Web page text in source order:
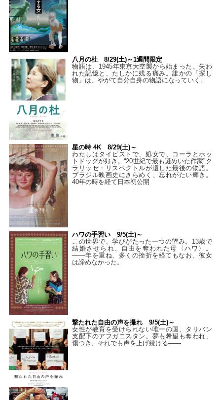
八月の杜 8/29(土)～1週間限定
物語は、1945年東京大空襲から始まった。失わ
れた記憶と、たしかに残る痛み。誰かの「探し
物」は、やがて自分自身の物語になっていく。
星の時 4K 8/29(土)～
わたしはタイピストで、処⼥で、コーラとホッ
トドッグが好き。“20世紀で最も謎めいた作家”ク
ラリッセ・リスペクトルが遺した最後の物語。
ブラジル映画史にきらめく、忘れがたい輝き。
40年の時を経て⽇本初公開
ハワの手習い 9/5(土)～
この世界で、学びがたった一つの望み。13歳で
結婚させられ、自由を奪われた母〈ハワ〉。
——年を重ね、多くの挫折を経てもなお、彼女
は諦めなかった。
撃たれた自由の声を撮れ 9/5(土)～
女性が教育を受けられない唯一の国、タリバン
支配下のアフガニスタン。夢も希望も奪われ、
傷つき、それでも声を上げ続ける——